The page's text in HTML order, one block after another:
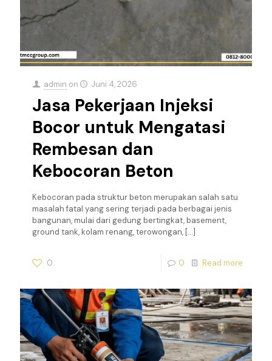
admin on Juni 4, 2026
Jasa Pekerjaan Injeksi
Bocor untuk Mengatasi
Rembesan dan
Kebocoran Beton
Kebocoran pada struktur beton merupakan salah satu
masalah fatal yang sering terjadi pada berbagai jenis
bangunan, mulai dari gedung bertingkat, basement,
ground tank, kolam renang, terowongan, […]
0 0 Read more